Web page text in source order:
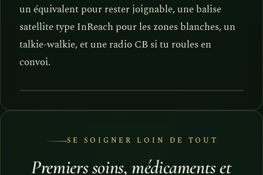
un équivalent pour rester joignable, une balise
satellite type InReach pour les zones blanches, un
talkie-walkie, et une radio CB si tu roules en
convoi.
SE SOIGNER LOIN DE TOUT
Premiers soins, médicaments et